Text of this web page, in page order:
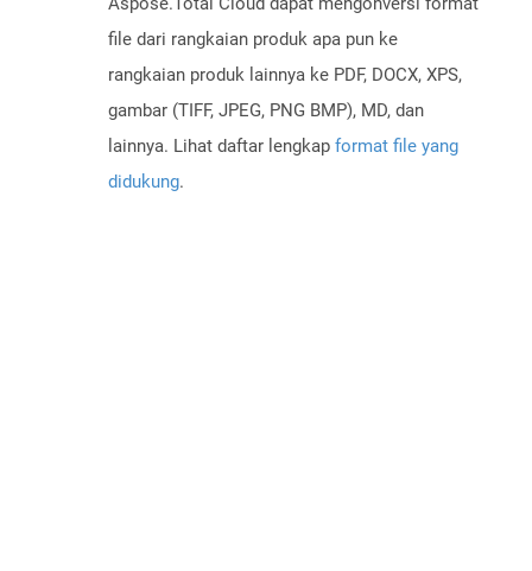
file dari rangkaian produk apa pun ke
rangkaian produk lainnya ke PDF, DOCX, XPS,
gambar (TIFF, JPEG, PNG BMP), MD, dan
lainnya. Lihat daftar lengkap format file yang
didukung.